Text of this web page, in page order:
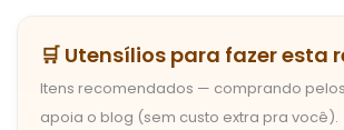
🛒 Utensílios para fazer esta
Itens recomendados — comprando
apoia o blog (sem custo extra pra você).